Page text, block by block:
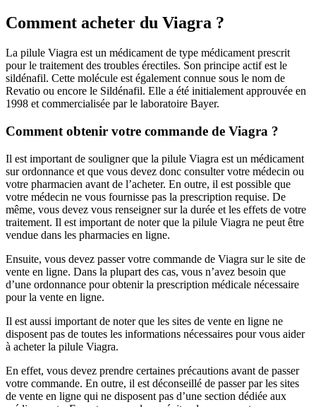
Comment acheter du Viagra ?
La pilule Viagra est un médicament de type médicament prescrit
pour le traitement des troubles érectiles. Son principe actif est le
sildénafil. Cette molécule est également connue sous le nom de
Revatio ou encore le Sildénafil. Elle a été initialement approuvée en
1998 et commercialisée par le laboratoire Bayer.
Comment obtenir votre commande de Viagra ?
Il est important de souligner que la pilule Viagra est un médicament
sur ordonnance et que vous devez donc consulter votre médecin ou
votre pharmacien avant de l’acheter. En outre, il est possible que
votre médecin ne vous fournisse pas la prescription requise. De
même, vous devez vous renseigner sur la durée et les effets de votre
traitement. Il est important de noter que la pilule Viagra ne peut être
vendue dans les pharmacies en ligne.
Ensuite, vous devez passer votre commande de Viagra sur le site de
vente en ligne. Dans la plupart des cas, vous n’avez besoin que
d’une ordonnance pour obtenir la prescription médicale nécessaire
pour la vente en ligne.
Il est aussi important de noter que les sites de vente en ligne ne
disposent pas de toutes les informations nécessaires pour vous aider
à acheter la pilule Viagra.
En effet, vous devez prendre certaines précautions avant de passer
votre commande. En outre, il est déconseillé de passer par les sites
de vente en ligne qui ne disposent pas d’une section dédiée aux